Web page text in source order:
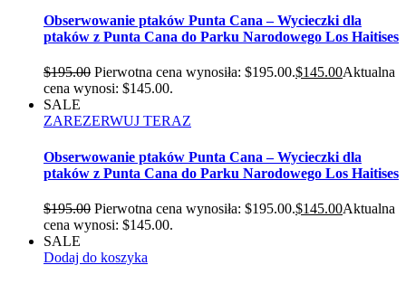
Obserwowanie ptaków Punta Cana – Wycieczki dla
ptaków z Punta Cana do Parku Narodowego Los Haitises
$195.00 Pierwotna cena wynosiła: $195.00.$145.00Aktualna
cena wynosi: $145.00.
SALE
ZAREZERWUJ TERAZ
Obserwowanie ptaków Punta Cana – Wycieczki dla
ptaków z Punta Cana do Parku Narodowego Los Haitises
$195.00 Pierwotna cena wynosiła: $195.00.$145.00Aktualna
cena wynosi: $145.00.
SALE
Dodaj do koszyka